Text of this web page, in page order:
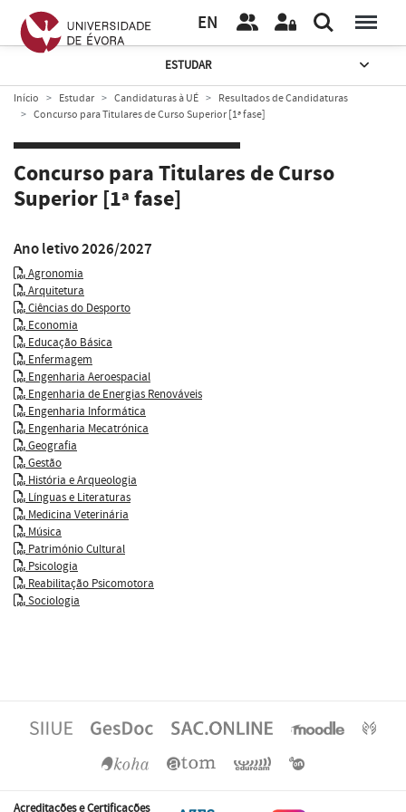
EN
ESTUDAR
Início Estudar Candidaturas à UÉ
Resultados de Candidaturas
Concurso para Titulares de Curso Superior [1ª fase]
Concurso para Titulares de Curso
Superior [1ª fase]
Ano letivo 2026/2027
Agronomia
Arquitetura
Ciências do Desporto
Economia
Educação Básica
Enfermagem
Engenharia Aeroespacial
Engenharia de Energias Renováveis
Engenharia Informática
Engenharia Mecatrónica
Geografia
Gestão
História e Arqueologia
Línguas e Literaturas
Medicina Veterinária
Música
Património Cultural
Psicologia
Reabilitação Psicomotora
Sociologia
Acreditações e Certificações